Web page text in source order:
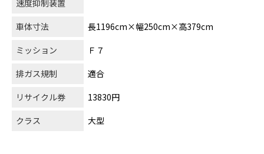
速度抑制装置
車体寸法
長1196cm×幅250cm×高379cm
ミッション
Ｆ７
排ガス規制
適合
リサイクル券
13830円
クラス
大型